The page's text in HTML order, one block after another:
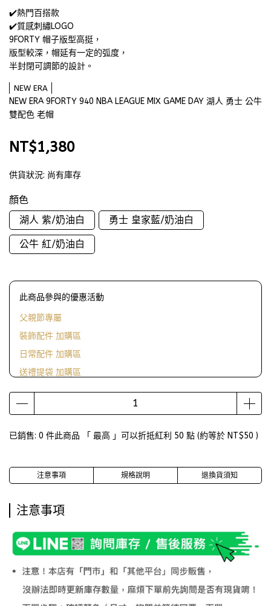
✔️熱門百搭款
✔️質感刺繡LOGO
9FORTY 帽子版型高挺，
版型較深，帽延有一定的弧度，
半封閉可調節的設計。
NEW ERA
NEW ERA 9FORTY 940 NBA LEAGUE MIX GAME DAY 湖人 勇士 公牛
雙配色 老帽
NT$1,380
供貨狀況: 尚有庫存
顏色
湖人 紫/奶油白
勇士 皇家藍/奶油白
公牛 紅/奶油白
此商品參與的優惠活動
父親節專屬
裝飾配件 加購區
日常配件 加購區
送禮提袋 加購區
滿1000送ScrewCap燙金紙袋
已銷售: 0 件此商品 「 最高 」可以折抵紅利 50 點 (約等於 NT$50 )
注意事項 規格說明 退換貨須知
注意事項